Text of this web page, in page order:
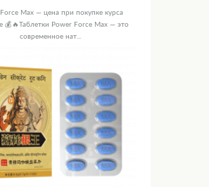
Max — цена при покупке курса
💰🔥Таблетки Power Force Max — это
современное нат...